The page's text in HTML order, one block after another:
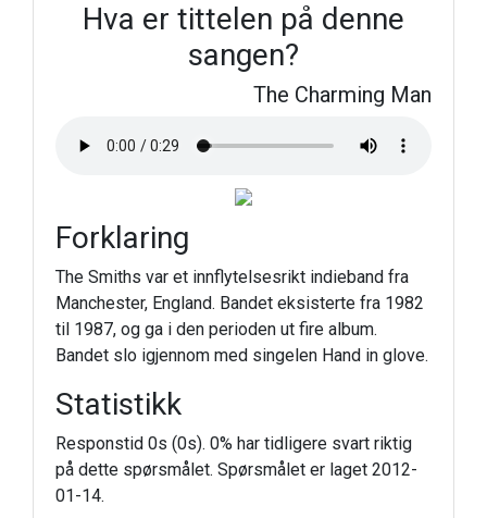
Hva er tittelen på denne
sangen?
The Charming Man
Forklaring
The Smiths var et innflytelsesrikt indieband fra
Manchester, England. Bandet eksisterte fra 1982
til 1987, og ga i den perioden ut fire album.
Bandet slo igjennom med singelen Hand in glove.
Statistikk
Responstid 0s (0s). 0% har tidligere svart riktig
på dette spørsmålet. Spørsmålet er laget 2012-
01-14.